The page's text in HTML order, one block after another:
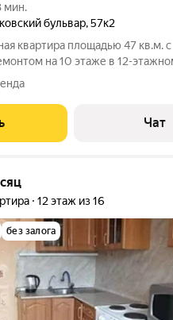
мин.
бульвар,57к2
квартира площадью 47 кв.м. с
на 10 этаже в 12-
Телевизор Духовой шкаф
выходят
Чат
12 этаж из 16
без залога